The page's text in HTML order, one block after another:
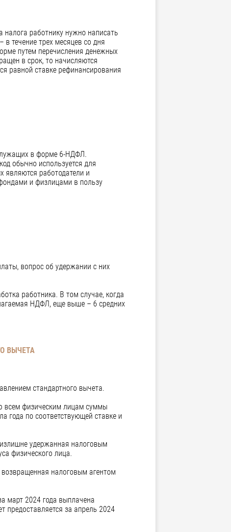
налога работнику нужно написать
течение трех месяцев со дня
путем перечисления денежных
в срок, то начисляются
равной ставке рефинансирования
в форме 6-НДФЛ.
обычно используется для
являются работодатели и
и физлицами в пользу
вопрос об удержании с них
работника. В том случае, когда
НДФЛ, еще выше – 6 средних
ВЫЧЕТА
стандартного вычета.
всем физическим лицам суммы
года по соответствующей ставке и
удержанная налоговым
физического лица.
налоговым агентом
март 2024 года выплачена
предоставляется за апрель 2024